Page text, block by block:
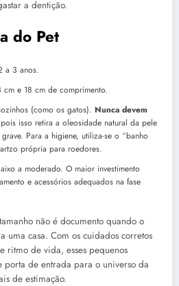
a dentição.
do Pet
a 3 anos.
cm e 18 cm de comprimento.
(como os gatos). Nunca devem
isso retira a oleosidade natural da pele
Para a higiene, utiliza-se o “banho
própria para roedores.
a moderado. O maior investimento
e acessórios adequados na fase
não é documento quando o
uma casa. Com os cuidados corretos
ritmo de vida, esses pequenos
porta de entrada para o universo da
de estimação.